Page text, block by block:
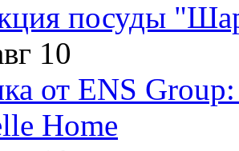
посуды
10
от ENS
Home